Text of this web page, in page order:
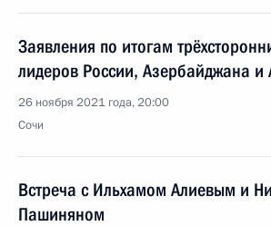
Заявления по итогам
лидеров России, Азербайджана и
26 ноября 2021 года, 20:00
Сочи
Встреча с Ильхамом Алиевым и
Пашиняном